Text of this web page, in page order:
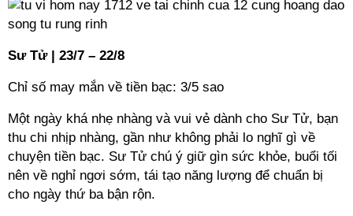
Sư Tử | 23/7 – 22/8
Chỉ số may mắn về tiền bạc: 3/5 sao
Một ngày khá nhẹ nhàng và vui vẻ dành cho Sư Tử, bạn
thu chi nhịp nhàng, gần như không phải lo nghĩ gì về
chuyện tiền bạc. Sư Tử chú ý giữ gìn sức khỏe, buổi tối
nên về nghỉ ngơi sớm, tái tạo năng lượng để chuẩn bị
cho ngày thứ ba bận rộn.